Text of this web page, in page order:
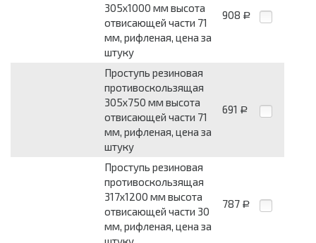
305x1000 мм высота
отвисающей части 71
мм, рифленая, цена за
штуку
908 Р
Проступь резиновая
противоскользящая
305x750 мм высота
отвисающей части 71
мм, рифленая, цена за
штуку
691 Р
Проступь резиновая
противоскользящая
317x1200 мм высота
отвисающей части 30
мм, рифленая, цена за
787 Р